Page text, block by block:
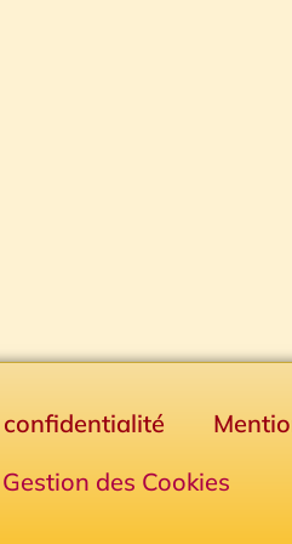
Gestion des Cookies